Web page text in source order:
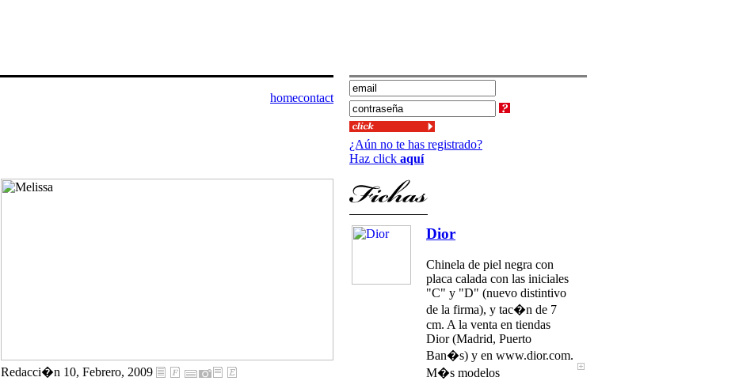
homecontact
¿Aún no te has registrado?
Haz click aquí
Dior
Chinela de piel negra con
placa calada con las iniciales
"C" y "D" (nuevo distintivo
de la firma), y tac�n de 7
cm. A la venta en tiendas
Dior (Madrid, Puerto
Ban�s) y en www.dior.com.
M�s modelos
Redacci�n 10, Febrero, 2009